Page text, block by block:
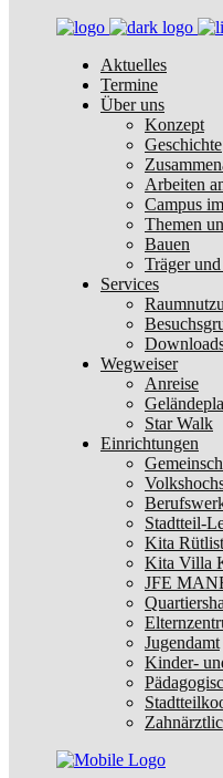
Aktuelles
Termine
Über uns
Konzept
Geschichte
Arbeiten
Campus
Themen
Bauen
Träger
Services
Wegweiser
Anreise
Star Walk
Einrichtungen
Stadtteil-
Kita
Kita Villa
JFE
Jugendamt
Kinder-